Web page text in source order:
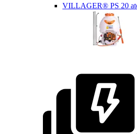
VILLAGER® PS 20